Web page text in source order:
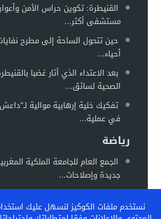
القنيطرة: تكوين حراس الأمن
مستشفى أكثر...
حين تتحول الساحة إلى مطرح
أحياء...
بعد الاعتداء الذي أثار غضبا
الصحية لسائق...
تفكيك خلية إرهابية موالية
في عملية...
رياضة
الجمع العام للجامعة الملكية
جديدة وإصلاحات...
جديد خلال...
نستخدم ملفات الكوكيز لنسهل عليك